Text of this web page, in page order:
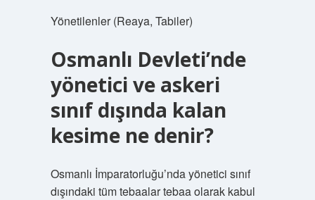
Yönetilenler (Reaya, Tabiler)
Osmanlı Devleti’nde
yönetici ve askeri
sınıf dışında kalan
kesime ne denir?
Osmanlı İmparatorluğu’nda yönetici sınıf
dışındaki tüm tebaalar tebaa olarak kabul